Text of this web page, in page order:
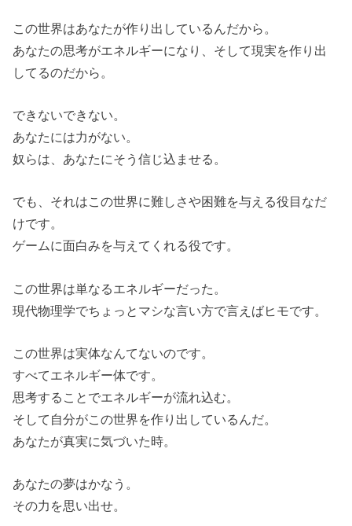
この世界はあなたが作り出しているんだから。
あなたの思考がエネルギーになり、そして現実を作り出
してるのだから。
できないできない。
あなたには力がない。
奴らは、あなたにそう信じ込ませる。
でも、それはこの世界に難しさや困難を与える役目なだ
けです。
ゲームに面白みを与えてくれる役です。
この世界は単なるエネルギーだった。
現代物理学でちょっとマシな言い方で言えばヒモです。
この世界は実体なんてないのです。
すべてエネルギー体です。
思考することでエネルギーが流れ込む。
そして自分がこの世界を作り出しているんだ。
あなたが真実に気づいた時。
あなたの夢はかなう。
その力を思い出せ。